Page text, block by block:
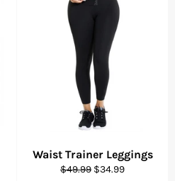
Waist Trainer Leggings
Prix
$49.99 Prix
$34.99